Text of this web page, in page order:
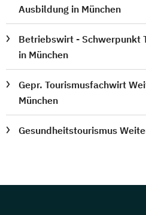
Ausbildung in München
Betriebswirt - Schwerpunkt
in München
Gepr. Tourismusfachwirt
München
Gesundheitstourismus